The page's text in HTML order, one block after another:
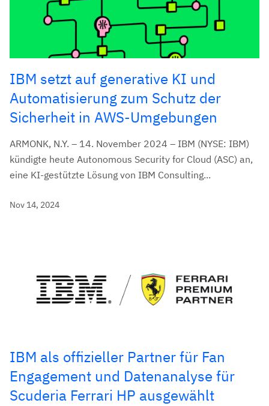
IBM setzt auf generative KI und
Automatisierung zum Schutz der
Sicherheit in AWS-Umgebungen
ARMONK, N.Y. – 14. November 2024 – IBM (NYSE: IBM)
kündigte heute Autonomous Security for Cloud (ASC) an,
eine KI-gestützte Lösung von IBM Consulting...
Nov 14, 2024
IBM als offizieller Partner für Fan
Engagement und Datenanalyse für
Scuderia Ferrari HP ausgewählt